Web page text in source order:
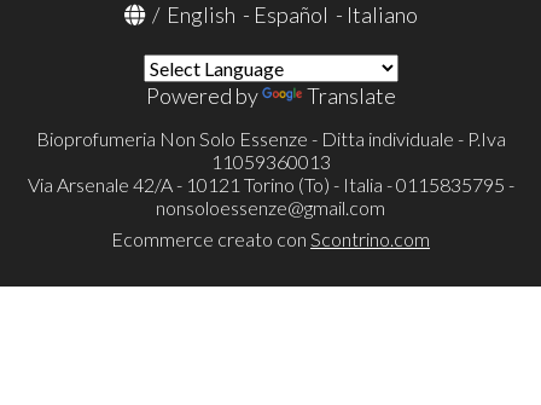
/ English - Español - Italiano
Powered by Translate
Bioprofumeria Non Solo Essenze - Ditta individuale - P.Iva
11059360013
Via Arsenale 42/A - 10121 Torino (To) - Italia - 0115835795 -
nonsoloessenze@gmail.com
Ecommerce creato con Scontrino.com